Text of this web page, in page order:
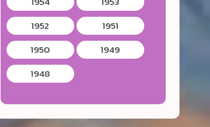
1952
1951
1950
1949
1948